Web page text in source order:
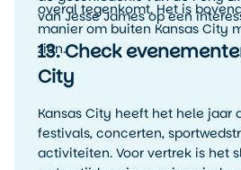
van Jesse James op een
overal tegenkomt. Het is
manier om buiten Kansas City
zien.
13. Check
City
Kansas City heeft het hele jaar
festivals, concerten,
activiteiten. Voor vertrek is het